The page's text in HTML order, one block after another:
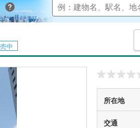
不動産 マンションカタログ
中
所在地
交通